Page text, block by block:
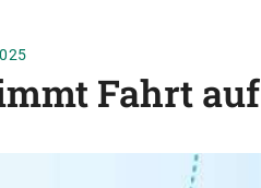
Fahrt auf